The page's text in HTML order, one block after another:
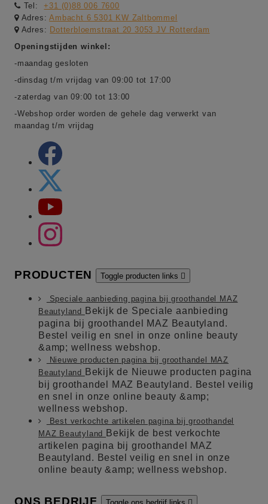
Tel:
+31 (0)88 006 7600
Adres:Ambacht 6 5301 KW Zaltbommel
Adres: Dotterbloemstraat 20 3053 JV Rotterdam
Openingstijden winkel:
-maandag gesloten
-dinsdag t/m vrijdag van 09:00 tot 17:00
-zaterdag van 09:00 tot 13:00
-Webshop order worden de gehele dag verwerkt van
maandag t/m vrijdag
PRODUCTEN Toggle producten links 
Speciale aanbieding pagina bij groothandel MAZ
Beautyland
Bekijk de Speciale aanbieding
pagina bij groothandel MAZ Beautyland.
Bestel veilig en snel in onze online beauty
&amp; wellness webshop.
Nieuwe producten pagina bij groothandel MAZ
Beautyland
Bekijk de Nieuwe producten pagina
bij groothandel MAZ Beautyland. Bestel veilig
en snel in onze online beauty &amp;
wellness webshop.
Best verkochte artikelen pagina bij groothandel
MAZ Beautyland
Bekijk de best verkochte
artikelen pagina bij groothandel MAZ
Beautyland. Bestel veilig en snel in onze
online beauty &amp; wellness webshop.
ONS BEDRIJF